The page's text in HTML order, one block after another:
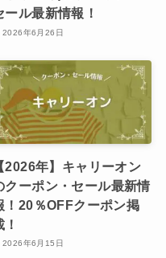
ール最新情報！
2026年6月26日
【2026年】キャリーオン
クーポン・セール最新情
！20％OFFクーポン掲
！
2026年6月15日